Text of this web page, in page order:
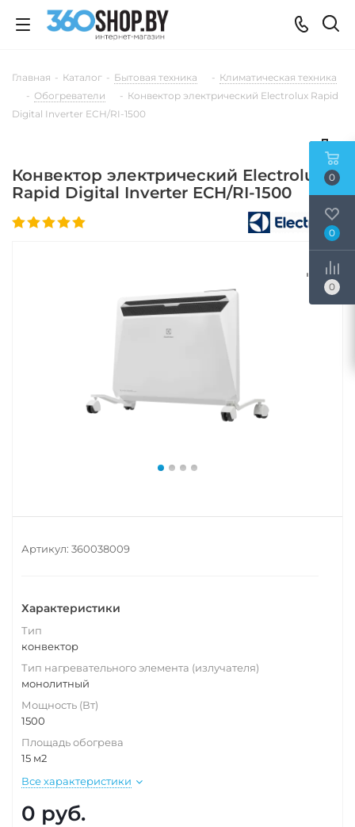
Главная - Каталог - Бытовая техника - Климатическая техника
- Обогреватели - Конвектор электрический Electrolux Rapid
Digital Inverter ECH/RI-1500
Конвектор электрический Electrolux
Rapid Digital Inverter ECH/RI-1500
Артикул: 360038009
Характеристики
Тип
конвектор
Тип нагревательного элемента (излучателя)
монолитный
Мощность (Вт)
1500
Площадь обогрева
15 м2
Все характеристики
0 руб.
0
0
0